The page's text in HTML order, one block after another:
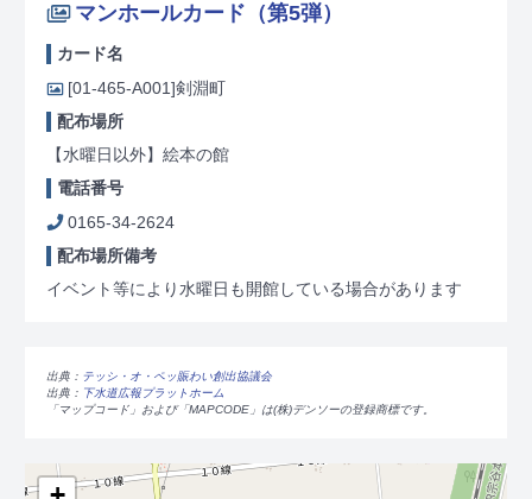
マンホールカード（第5弾）
カード名
[01-465-A001]剣淵町
配布場所
【水曜日以外】絵本の館
電話番号
0165-34-2624
配布場所備考
イベント等により水曜日も開館している場合があります
出典： テッシ・オ・ペッ賑わい創出協議会
出典： 下水道広報プラットホーム
「マップコード」および「MAPCODE」は(株)デンソーの登録商標です。